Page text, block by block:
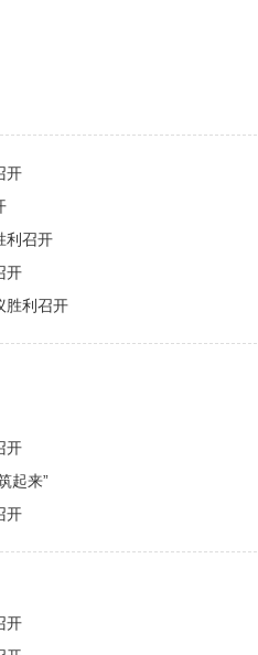
开
利召开
开
胜利召开
开
起来”
开
开